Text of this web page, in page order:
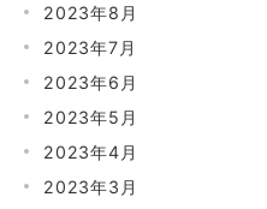
2023年8月
2023年7月
2023年6月
2023年5月
2023年4月
2023年3月